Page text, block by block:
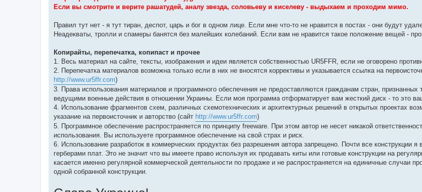
Если вы смотрите и верите рашатудей, аналу звезда, соловьеву и киселеву - выдыхаем и проходим мимо.
Правил тут нет - я тут тиран, деспот, царь и бог в одном лице. Если мне что-то не нравится в постах - они будут
Неадекваты, тролли и спамеры банятся без малейших колебаний. Если вам не нравится такое положение вещей -
Копирайты, перепечатка, копипаст и прочее
1. Весь материал на сайте, тексты, изображения и идеи является собственностью UR5FFR, если не оговорено
2. Перепечатка материалов возможна только если в них не вносятся коррективы и указывается ссылка на
http://www.ur5ffr.com)
3. Права использования материалов и программного обеспечения не предоставляются гражданам стран, признанных
ведущими военные действия в отношении Украины. Если моя программа отформатирует вам жесткий диск - то это
4. Использование фрагментов схем, различных схемотехнических и архитектурных решений в открытых проектах
указание на первоисточник и авторство (сайт http://www.ur5ffr.com)
5. Программное обеспечение распространяется по принципу freeware. При этом автор не несет никакой
использования. Вы используете программное обеспечение на свой страх и риск.
6. Использование разработок в коммерческих продуктах без разрешения автора запрещено. Почти все конструкции
герберами плат. Это не значит что вы имеете право используя их продавать киты или готовые конструкции на
касается именно регулярной коммерческой деятельности по продаже и не распространяется на единичные случаи
одной собранной конструкции.